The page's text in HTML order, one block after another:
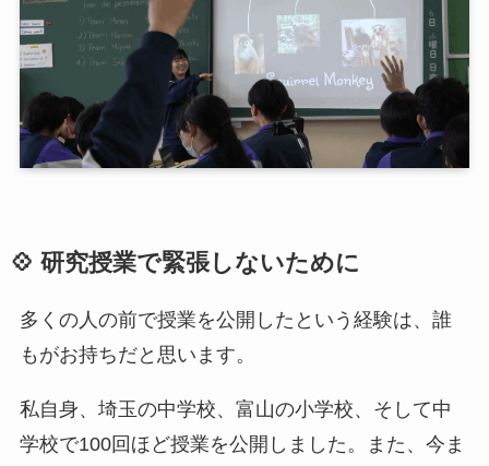
💠 研究授業で緊張しないために
多くの人の前で授業を公開したという経験は、誰
もがお持ちだと思います。
私自身、埼玉の中学校、富山の小学校、そして中
学校で100回ほど授業を公開しました。また、今ま